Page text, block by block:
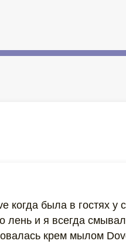
была в гостях у
лень и я всегда
крем мылом